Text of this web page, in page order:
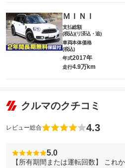
ＭＩＮＩ
支払総額
(税込)(リ済込・追)
車両本体価格
(税込)
年式2017年
走行4.9万km
クルマのクチコミ
レビュー総合 4.3
5.0
【所有期間または運転回数】 これ